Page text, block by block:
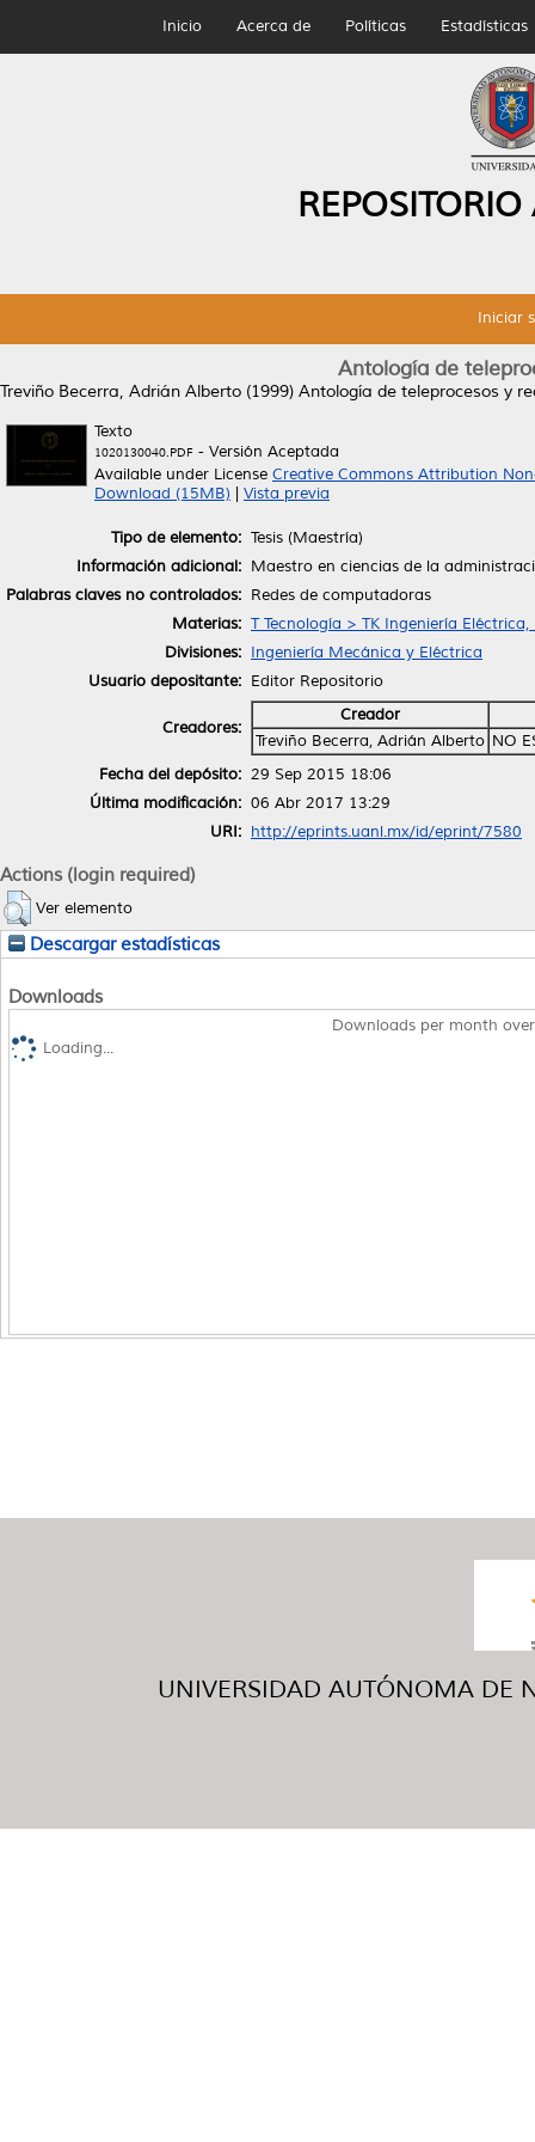
Inicio Acerca de Políticas Estadísticas
Iniciar
Antología de
Treviño Becerra, Adrián Alberto (1999) Antología de teleprocesos y
Texto
1020130040.PDF - Versión Aceptada
Available under License Creative Commons Attribution
Download (15MB)
Vista previa
Tipo de elemento: Tesis (Maestría)
Información adicional: Maestro en ciencias de la
Palabras claves no controlados: Redes de computadoras
Materias: T Tecnología > TK Ingeniería
Divisiones: Ingeniería Mecánica y Eléctrica
Usuario depositante: Editor Repositorio
Creadores:
Creador
Treviño Becerra, Adrián Alberto NO
Fecha del depósito: 29 Sep 2015 18:06
Última modificación: 06 Abr 2017 13:29
URI: http://eprints.uanl.mx/id/eprint/7580
Actions (login required)
Ver elemento
Descargar estadísticas
Downloads
Downloads per month
Loading...
UNIVERSIDAD AUTÓNOMA DE